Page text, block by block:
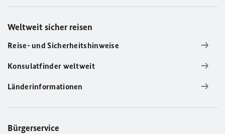
Weltweit sicher reisen
Reise- und Sicherheitshinweise
Konsulatfinder weltweit
Länderinformationen
Bürgerservice